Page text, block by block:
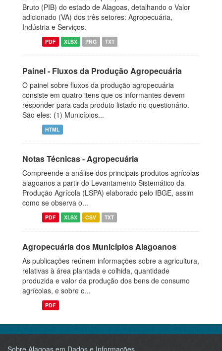
Bruto (PIB) do estado de Alagoas, detalhando o Valor
adicionado (VA) dos três setores: Agropecuária,
Indústria e Serviços.
PDF XLSX PNG TXT
Painel - Fluxos da Produção Agropecuária
O painel sobre fluxos da produção agropecuária
consiste em quatro itens que os informantes devem
responder para cada produto listado no questionário.
São eles: (1) Municípios...
HTML
Notas Técnicas - Agropecuária
Compreende a análise dos principais produtos agrícolas
alagoanos a partir do Levantamento Sistemático da
Produção Agrícola (LSPA) elaborado pelo IBGE, assim
como se observa o...
PDF XLSX CSV TXT
Agropecuária dos Municípios Alagoanos
As publicações reúnem informações sobre a agricultura,
relativas à área plantada e colhida, quantidade
produzida e valor da produção dos bens de consumo
agrícolas, e sobre o...
PDF
Sobre Alagoas em Dados e Informações